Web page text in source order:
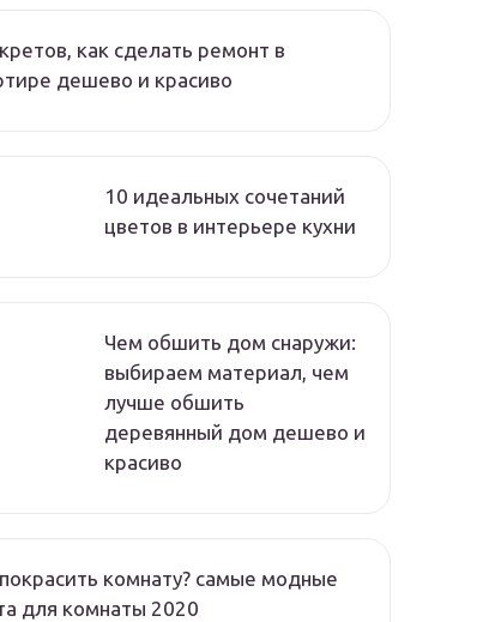
как сделать ремонт в
дешево и красиво
10 идеальных сочетаний
цветов в интерьере кухни
Чем обшить дом снаружи:
выбираем материал, чем
лучше обшить
деревянный дом дешево и
красиво
комнату? самые модные
для комнаты 2020